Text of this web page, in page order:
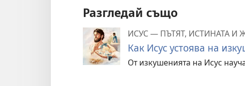
Разгледай също
ИСУС — ПЪТЯТ, ИСТИНАТА И
Как Исус устоява на
От изкушенията на Исус